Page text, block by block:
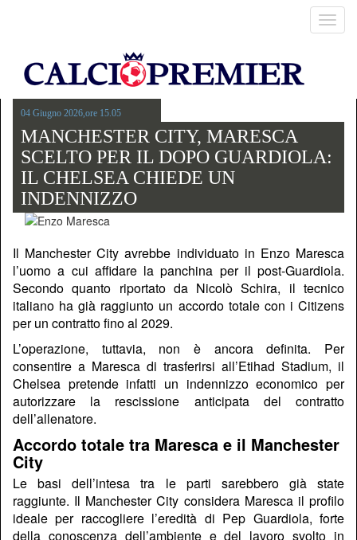
04 Giugno 2026,ore 15.05
MANCHESTER CITY, MARESCA
SCELTO PER IL DOPO GUARDIOLA:
IL CHELSEA CHIEDE UN
INDENNIZZO
Il Manchester City avrebbe individuato in Enzo Maresca
l’uomo a cui affidare la panchina per il post-Guardiola.
Secondo quanto riportato da Nicolò Schira, il tecnico
italiano ha già raggiunto un accordo totale con i Citizens
per un contratto fino al 2029.
L’operazione, tuttavia, non è ancora definita. Per
consentire a Maresca di trasferirsi all’Etihad Stadium, il
Chelsea pretende infatti un indennizzo economico per
autorizzare la rescissione anticipata del contratto
dell’allenatore.
Accordo totale tra Maresca e il Manchester
City
Le basi dell’intesa tra le parti sarebbero già state
raggiunte. Il Manchester City considera Maresca il profilo
ideale per raccogliere l’eredità di Pep Guardiola, forte
della conoscenza dell’ambiente e del lavoro svolto in